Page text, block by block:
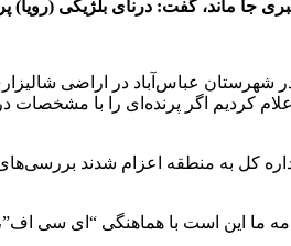
شهرستان عباس‌آباد در اراضی
کردیم اگر پرنده‌ای را با مشخصات
کل به منطقه اعزام شدند
این است با هماهنگی “ای سی اف”،